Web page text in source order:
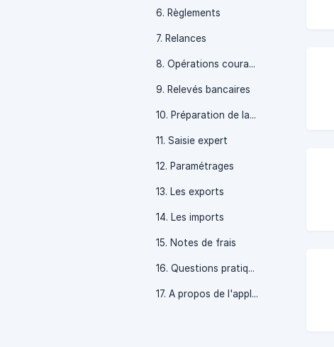
6. Règlements
7. Relances
8. Opérations courantes en comptabilité
9. Relevés bancaires
10. Préparation de la TVA
11. Saisie expert
12. Paramétrages
13. Les exports
14. Les imports
15. Notes de frais
16. Questions pratiques
17. A propos de l'application